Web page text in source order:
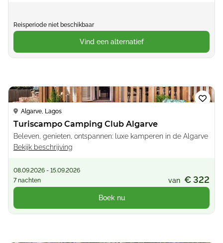
Reisperiode niet beschikbaar
Vind een alternatief
Loading...
Algarve, Lagos
Turiscampo Camping Club Algarve
Beleven, genieten, ontspannen: luxe kamperen in de Algarve
Bekijk beschrijving
08.09.2026 - 15.09.2026
7 nachten
van € 322
Boek nu